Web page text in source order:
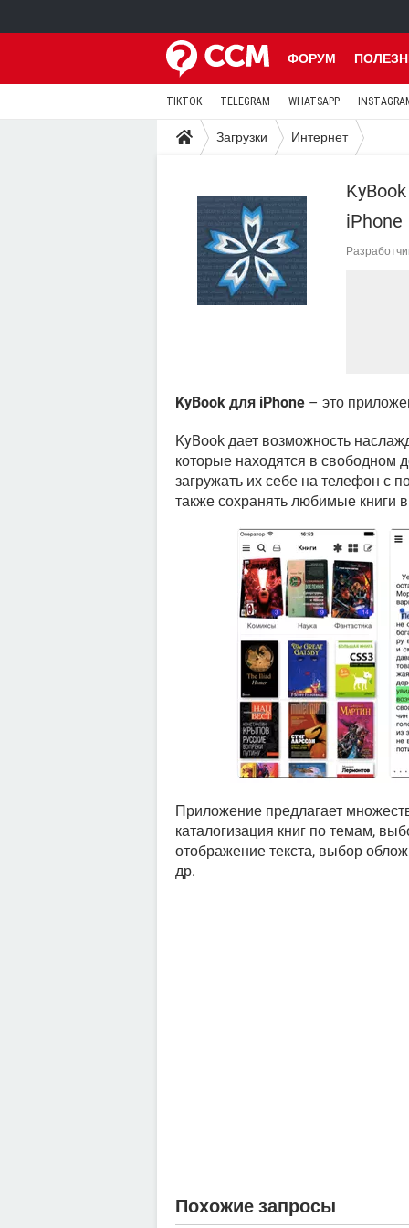
ФОРУМ
TIKTOK TELEGRAM WHATSAPP
Загрузки Интернет
iPhone
KyBook для iPhone – это
KyBook дает возможность
которые находятся в свободном
загружать их себе на телефон с
также сохранять любимые книги
Приложение предлагает
каталогизация книг по темам,
отображение текста, выбор
др.
Похожие запросы